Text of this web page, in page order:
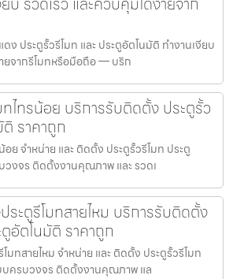
ง ประตูรั้วรีโมท และ ประตูอัตโนมัติ ทำงานเงียบ
ยจากรีโมทหรือมือถือ — บริก
ไทรน้อย บริการรับติดตั้ง ประตูรั้ว
ราคาถูก
ย จำหน่าย และ ติดตั้ง ประตูรั้วรีโมท ประตู
งจร ติดตั้งงานคุณภาพ และ รวดเ
ระตูรีโมทสายไหม บริการรับติดตั้ง
อัตโนมัติ ราคาถูก
มทสายไหม จำหน่าย และ ติดตั้ง ประตูรั้วรีโมท
บครบวงจร ติดตั้งงานคุณภาพ แล